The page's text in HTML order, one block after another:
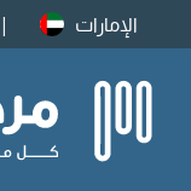
الإمارات